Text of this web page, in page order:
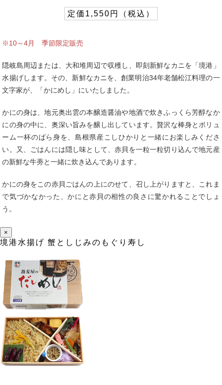
定価1,550円（税込）
※10～4月 季節限定販売
隠岐島周辺または、大和堆周辺で収穫し、即刻新鮮なカニを「境港」
水揚げします。その、新鮮なカニを、創業明治34年老舗松江料理の一
文字家が、「かにめし」にいたしました。
かにの身は、地元奥出雲の本醸造醤油や地酒で炊きふっくら芳醇なか
にの身の中に、奥深い旨みを醸し出しています。贅沢な棒身とボリュ
ーム一杯のばら身を、島根県産こしひかりと一緒にお楽しみくださ
い。又、ごはんには隠し味として、赤貝を一粒一粒切り込んで地元産
の新鮮な牛蒡と一緒に炊き込んであります。
かにの身をこの赤貝ごはんの上にのせて、召し上がりますと、これま
で気づかなかった、かにと赤貝の相性の良さに驚かれることでしょ
う。
×
境港水揚げ 蟹としじみのもぐり寿し